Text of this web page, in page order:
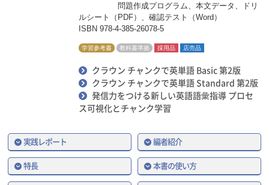
問題作成プログラム、本文データ、ドリ
ルシート（PDF）、確認テスト（Word）
ISBN 978-4-385-26078-5
学習参考書 教科書準拠 採用品 店売品
クラウン チャンクで英単語 Basic 第2版
クラウン チャンクで英単語 Standard 第2版
発信力をつける新しい英語語彙指導 プロセ
ス可視化とチャンク学習
実践レポート 編者紹介
特長 本書の使い方